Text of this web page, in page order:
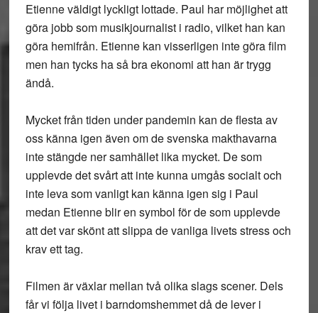
Etienne väldigt lyckligt lottade. Paul har möjlighet att
göra jobb som musikjournalist i radio, vilket han kan
göra hemifrån. Etienne kan visserligen inte göra film
men han tycks ha så bra ekonomi att han är trygg
ändå.
Mycket från tiden under pandemin kan de flesta av
oss känna igen även om de svenska makthavarna
inte stängde ner samhället lika mycket. De som
upplevde det svårt att inte kunna umgås socialt och
inte leva som vanligt kan känna igen sig i Paul
medan Etienne blir en symbol för de som upplevde
att det var skönt att slippa de vanliga livets stress och
krav ett tag.
Filmen är växlar mellan två olika slags scener. Dels
får vi följa livet i barndomshemmet då de lever i